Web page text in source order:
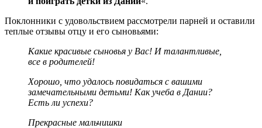
Поклонники с удовольствием рассмотрели парней и оставили
теплые отзывы отцу и его сыновьями:
Какие красивые сыновья у Вас! И талантливые,
все в родителей!
Хорошо, что удалось повидаться с вашими
замечательными детьми! Как учеба в Дании?
Есть ли успехи?
Прекрасные мальчишки